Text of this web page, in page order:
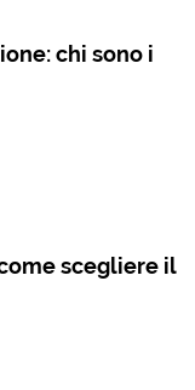
chi sono i
scegliere il